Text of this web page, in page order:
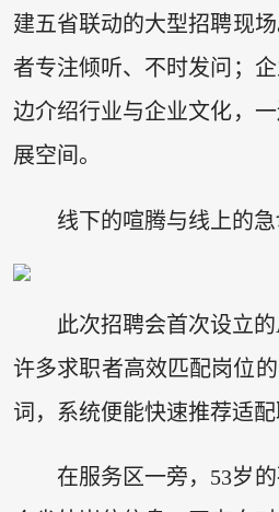
建五省联动的大型招聘现
者专注倾听、不时发问；
边介绍行业与企业文化，
展空间。
线下的喧腾与线上的急
此次招聘会首次设立
许多求职者高效匹配岗位
词，系统便能快速推荐适配
在服务区一旁，53岁